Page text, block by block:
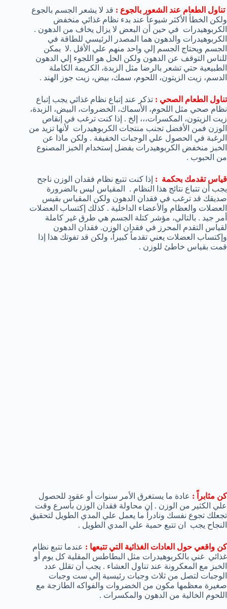
تناول الطعام عند الشعور بالجوع : قد لا يشعر الجسم بالجوع
ولكن الخطأ الأكثر شيوعاً عند بدء نظام غذائي منخفض
الكربوهيدرات في حين أن البعض لا يزال يخاف من الدهون .
الكربوهيدرات والدهون هما المصدر الرئيسي للطاقة في
الجسم ويحتاج الجسم إلي واحد منهم علي الأقل .لا يمكن
للناس التوقف عن الدهون ولكن الحل هو اللجوء إلي الدهون
الطبيعية حتي تشعر بالرضا مثل الزبدة، الكريمة الكاملة
الدسم، زيت الزيتون، اللحوم، سمك، بيض، زيت جوز الهند .
تناول الطعام الصحي : تذكر عند إتباع نظام غذائي يجب إتباع
نظام صحي مثل اللحوم، الأسماك، الخضروات، البيض، الزبدة،
زيت الزيتون، المكسرات،،، إلخ . إذا كنت ترغب في إنقاص
الوزن فمن الأفضل تجنب منتجات الكربوهيدرات لأنها تزيد من
الرغبة في الحصول علي الوجبات الخفيفة . ولكن ماذا عن
الخبز منخفض الكربوهيدرات يفضل إستخدام الخبز المصنوع
من الحبوب .
قياس تقدمك بحكمة : إذا كنت تتبع نظام فقدان الوزن ناجح
يجب أن تتباع نتائج هذا النظام . المقياس ليس بالضرورة
صديقك قد ترغب في فقدان الدهون ولكن المقياس بقيس
العضلات والعظام والأعضاء الداخلية . كذلك إكتساب العضلات
أمر جيد . بالتالي، مؤشر كتلة الجسم هي طرق غير كاملة
لقياس التقدم المحرز في فقدان الوزن. فقدان الدهون
وإكتساب العضلات يعني تقدماً كبيراً، ولكن قد تفوتك هذا إذا
قمت بقياس خاطئ للوزن .
كن مثابراً : عادة ما يستغرق الأمر سنوات أو عقود للحصول
علي الكثير من الوزن . إن محاولة فقدان الوزن بأسرع وقت
تجعلك تجوع نفسك ونادراً ما يعمل علي المدي الطويل لتحقيق
النجاح يجب ان تتبع حمية علي المدي الطويل .
كن واقعي حول العادات الغذائية التي تتبعها : عندما تتبع نظام
غذائي غني بالكربوهيدرات مثل البطاطس المقلية كل يوم أو
الخبز مع المعكرونة عند تناول العشاء . يجب أن تقلل عدد
الوجبات لتصل من ثلاث وجبات رئيسية إلي ست وجبات
صغيرة معظمها مكون من الخضروات والفواكه الطازجة مع
اللحوم الخالية من الدهون والمكسرات .